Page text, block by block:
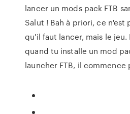
lancer un mods pack FTB
Salut ! Bah à priori, ce n'est
qu'il faut lancer, mais le jeu.
quand tu installe un mod
launcher FTB, il commence